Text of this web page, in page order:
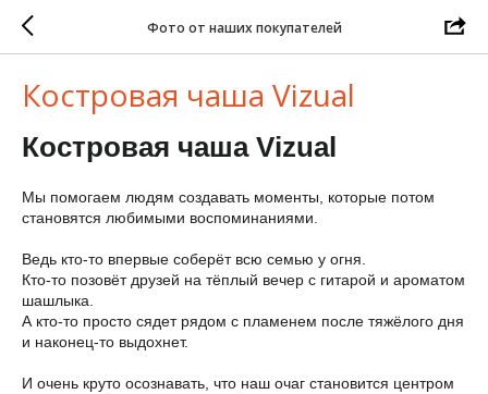
Фото от наших покупателей
Костровая чаша Vizual
Костровая чаша Vizual
Мы помогаем людям создавать моменты, которые потом
становятся любимыми воспоминаниями.
Ведь кто-то впервые соберёт всю семью у огня.
Кто-то позовёт друзей на тёплый вечер с гитарой и ароматом
шашлыка.
А кто-то просто сядет рядом с пламенем после тяжёлого дня
и наконец-то выдохнет.
И очень круто осознавать, что наш очаг становится центром